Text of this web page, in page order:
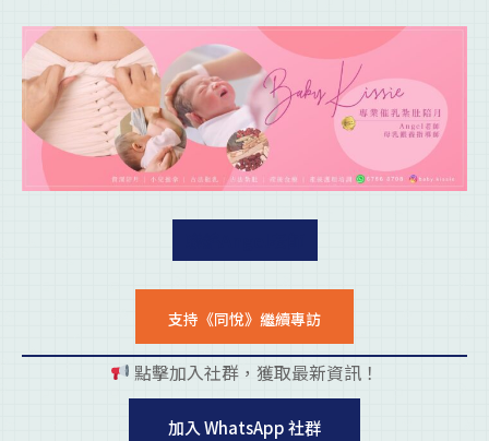
支持《同悅》繼續專訪
點擊加入社群，獲取最新資訊！
加入 WhatsApp 社群